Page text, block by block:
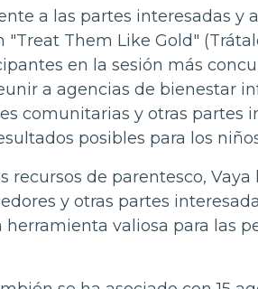
a las partes interesadas y
Them Like Gold"
en la sesión más
a agencias de bienestar
comunitarias y otras partes
posibles para los
recursos de parentesco,
y otras partes
valiosa para las